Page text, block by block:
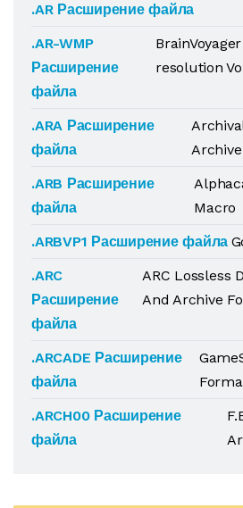
.AR Расширение файла
.AR-WMP
Расширение
файла
resolution
.ARA Расширение
файла
Archive
.ARB Расширение
файла
Macro
.ARBVP1 Расширение файла
.ARC
Расширение
файла
ARC Lossless
And Archive
.ARCADE Расширение
файла
.ARCH00 Расширение
файла